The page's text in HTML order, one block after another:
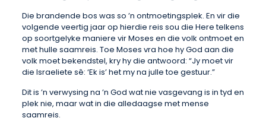
Die brandende bos was so ’n ontmoetingsplek. En vir die
volgende veertig jaar op hierdie reis sou die Here telkens
op soortgelyke maniere vir Moses en die volk ontmoet en
met hulle saamreis. Toe Moses vra hoe hy God aan die
volk moet bekendstel, kry hy die antwoord: “Jy moet vir
die Israeliete sê: ‘Ek is’ het my na julle toe gestuur.”
Dit is ’n verwysing na ’n God wat nie vasgevang is in tyd en
plek nie, maar wat in die alledaagse met mense
saamreis.